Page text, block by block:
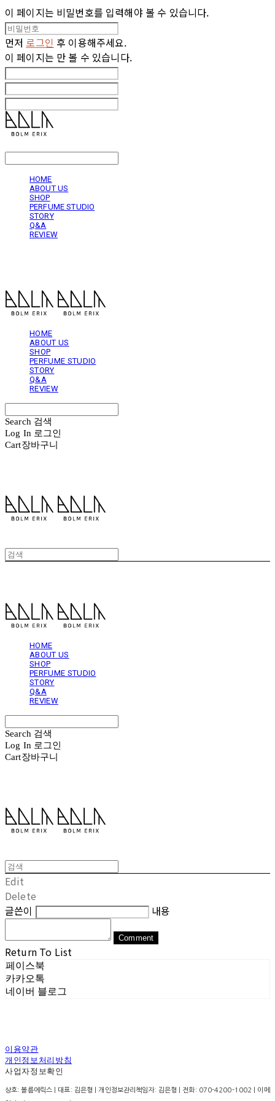
이 페이지는 비밀번호를 입력해야 볼 수 있습니다.
먼저 로그인 후 이용해주세요.
이 페이지는 만 볼 수 있습니다.
HOME
ABOUT US
SHOP
PERFUME STUDIO
STORY
Q&A
REVIEW
HOME
ABOUT US
SHOP
PERFUME STUDIO
STORY
Q&A
REVIEW
Search 검색
Log In 로그인
Cart장바구니
HOME
ABOUT US
SHOP
PERFUME STUDIO
STORY
Q&A
REVIEW
Search 검색
Log In 로그인
Cart장바구니
Edit
Delete
글쓴이
내용
Comment
Return To List
페이스북
카카오톡
네이버 블로그
이용약관
개인정보처리방침
사업자정보확인
상호: 볼름에릭스 | 대표: 김은형 | 개인정보관리책임자: 김은형 | 전화: 070-4200-1002 | 이메